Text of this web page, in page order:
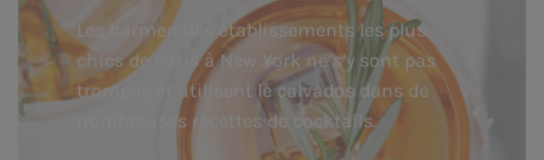
Les barmen des établissements les plus
chics de Paris à New York ne s’y sont pas
trompés et utilisent le calvados dans de
nombreuses recettes de cocktails.